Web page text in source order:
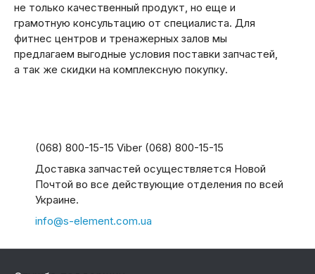
не только качественный продукт, но еще и
грамотную консультацию от специалиста. Для
фитнес центров и тренажерных залов мы
предлагаем выгодные условия поставки запчастей,
а так же скидки на комплексную покупку.
(068) 800-15-15 Viber (068) 800-15-15
Доставка запчастей осуществляется Новой
Почтой во все действующие отделения по всей
Украине.
info@s-element.com.ua